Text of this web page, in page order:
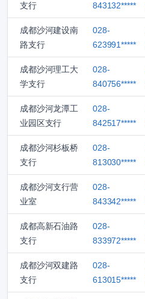
支行
843132*****
成都沙河建设南
路支行
028-
623991*****
成都沙河理工大
学支行
028-
840756*****
成都沙河龙潭工
业园区支行
028-
842517*****
成都沙河杉板桥
支行
028-
813030*****
成都沙河支行营
业室
028-
843342*****
成都高新石油路
支行
028-
833972*****
成都沙河双建路
支行
028-
613015*****